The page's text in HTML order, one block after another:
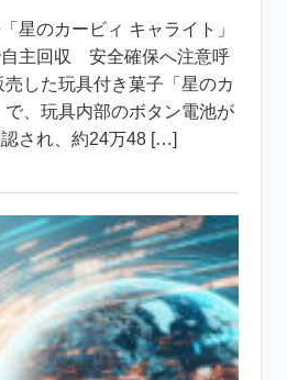
星のカービィ キャライト」
自主回収 安全確保へ注意呼
した玩具付き菓子「星のカ
、玩具内部のボタン電池が
され、約24万48 […]